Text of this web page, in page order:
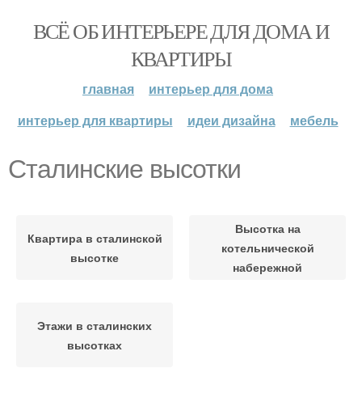
ВСЁ ОБ ИНТЕРЬЕРЕ ДЛЯ ДОМА И
КВАРТИРЫ
главная
интерьер для дома
интерьер для квартиры
идеи дизайна мебель
Сталинские высотки
Квартира в сталинской
высотке
Высотка на
котельнической
набережной
Этажи в сталинских
высотках